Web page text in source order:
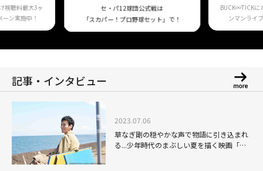
視聴料最大3ヶ
ン実施中！
セ・パ12球団公式戦は
「スカパー！プロ野球セット」で！
BUCK∞TICKに
ンマンライ
記事・インタビュー
2023.07.06
草なぎ剛の穏やかな声で物語に引き込まれ
る...少年時代のまぶしい夏を描く映画「サ